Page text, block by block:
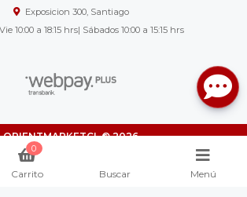
Exposicion 300, Santiago
10:00 a 18:15 hrs| Sábados 10:00 a 15:15 hrs
ORIENTMARKETCL © 2026
mi tienda? Yo vendo con
0
Carrito Buscar Menú